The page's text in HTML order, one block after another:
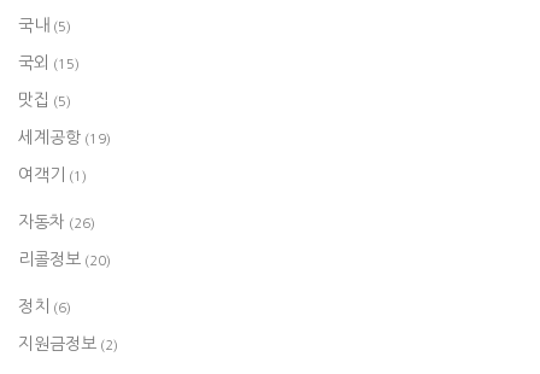
국내 (5)
국외 (15)
맛집 (5)
세계공항 (19)
여객기 (1)
자동차 (26)
리콜정보 (20)
정치 (6)
지원금정보 (2)